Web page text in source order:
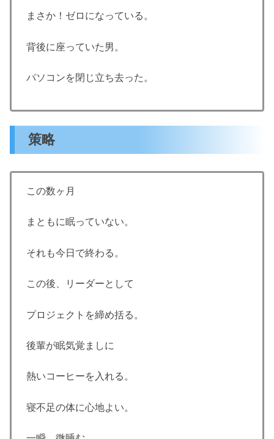
まさか！ゼロになっている。
背後に座っていた男。
パソコンを閉じ立ち去った。
策略
この数ヶ月
まともに眠っていない。
それも今日で終わる。
この後、リーダーとして
プロジェクトを締め括る。
後輩が眠気覚ましに
熱いコーヒーを入れる。
寝不足の体に心地よい。